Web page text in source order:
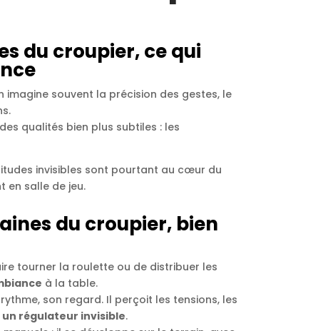
du croupier, ce qui
souvent la précision des gestes, le
qualités bien plus subtiles : les
invisibles sont pourtant au cœur du
en salle de jeu.
du croupier, bien
tourner la roulette ou de distribuer les
à la table.
son regard. Il perçoit les tensions, les
régulateur invisible.